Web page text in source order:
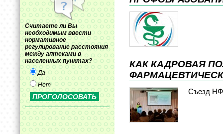
Считаете ли Вы
необходимым ввести
нормативное
регулирование расстояния
между аптеками в
населенных пунктах?
Да
Нет
КАК КАДРОВАЯ
Съезд